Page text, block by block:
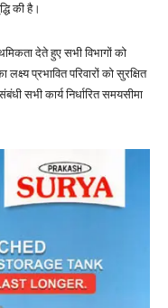
की है।
देते हुए सभी विभागों को
प्रभावित परिवारों को सुरक्षित
सभी कार्य निर्धारित समयसीमा